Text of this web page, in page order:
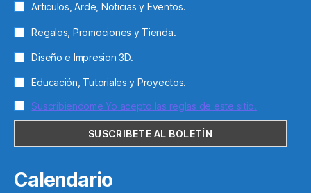
Articulos, Arde, Noticias y Eventos.
Regalos, Promociones y Tienda.
Diseño e Impresion 3D.
Educación, Tutoriales y Proyectos.
Suscribiendome Yo acepto las reglas de este sitio.
Calendario